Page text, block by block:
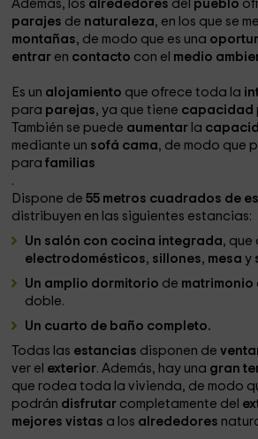
Además, los alrededores del pueblo
parajes de naturaleza, en los que se
montañas, de modo que es una
entrar en contacto con el medio
Es un alojamiento que ofrece toda la
para parejas, ya que tiene capacidad
También se puede aumentar la
mediante un sofá cama, de modo que
parafamilias
.
Dispone de55 metros cuadrados de
distribuyen en las siguientes estancias:
Un salón con cocina integrada, que
electrodomésticos, sillones, mesay
Un amplio dormitorio de matrimonio
doble.
Un cuarto de baño completo.
Todas las estancias disponen de
ver el exterior. Además, hay una gran
que rodea toda la vivienda, de modo
podrán disfrutar completamente del
mejores vistas a los alrededores